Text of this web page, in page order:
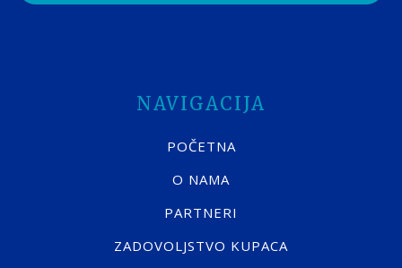
NAVIGACIJA
POČETNA
O NAMA
PARTNERI
ZADOVOLJSTVO KUPACA